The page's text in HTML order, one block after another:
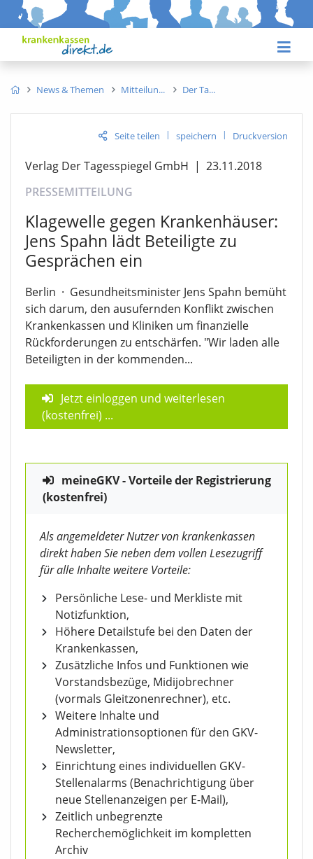
News & Themen Mitteilun Der Ta
Seite teilen | speichern | Druckversion
Verlag Der Tagesspiegel GmbH | 23.11.2018
PRESSEMITTEILUNG
Klagewelle gegen Krankenhäuser:
Jens Spahn lädt Beteiligte zu
Gesprächen ein
Berlin · Gesundheitsminister Jens Spahn bemüht
sich darum, den ausufernden Konflikt zwischen
Krankenkassen und Kliniken um finanzielle
Rückforderungen zu entschärfen. "Wir laden alle
Beteiligten in der kommenden...
Jetzt einloggen und weiterlesen
(kostenfrei) ...
meineGKV - Vorteile der Registrierung
(kostenfrei)
Als angemeldeter Nutzer von krankenkassen
direkt haben Sie neben dem vollen Lesezugriff
für alle Inhalte weitere Vorteile:
Persönliche Lese- und Merkliste mit
Notizfunktion,
Höhere Detailstufe bei den Daten der
Krankenkassen,
Zusätzliche Infos und Funktionen wie
Vorstandsbezüge, Midijobrechner
(vormals Gleitzonenrechner), etc.
Weitere Inhalte und
Administrationsoptionen für den GKV-
Newsletter,
Einrichtung eines individuellen GKV-
Stellenalarms (Benachrichtigung über
neue Stellenanzeigen per E-Mail),
Zeitlich unbegrenzte
Recherchemöglichkeit im kompletten
Archiv